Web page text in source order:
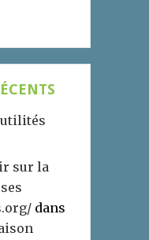
sur la
dans